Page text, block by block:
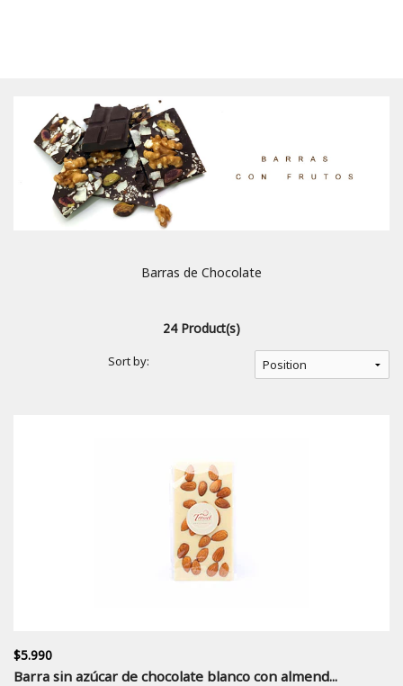
Barras de Chocolate
24 Product(s)
Sort by:
$5.990
Barra sin azúcar de chocolate blanco con almend...